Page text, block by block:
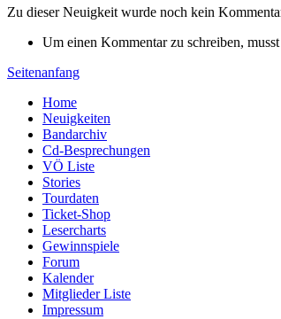
Zu dieser Neuigkeit wurde noch kein
Um einen Kommentar zu schreiben,
Seitenanfang
Home
Neuigkeiten
Bandarchiv
Cd-Besprechungen
VÖ Liste
Stories
Tourdaten
Ticket-Shop
Lesercharts
Gewinnspiele
Forum
Kalender
Mitglieder Liste
Impressum